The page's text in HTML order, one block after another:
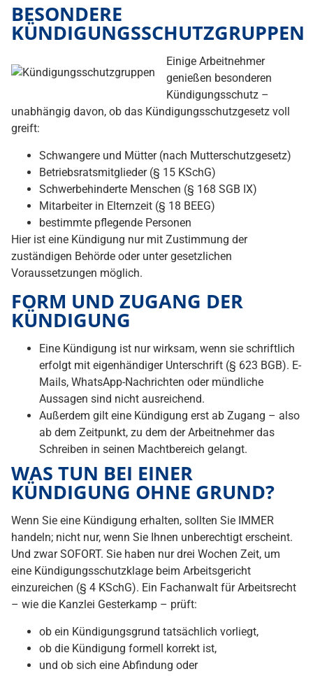
BESONDERE
KÜNDIGUNGSSCHUTZGRUPPEN
Einige Arbeitnehmer
genießen besonderen
Kündigungsschutz –
unabhängig davon, ob das Kündigungsschutzgesetz voll
greift:
Schwangere und Mütter (nach Mutterschutzgesetz)
Betriebsratsmitglieder (§ 15 KSchG)
Schwerbehinderte Menschen (§ 168 SGB IX)
Mitarbeiter in Elternzeit (§ 18 BEEG)
bestimmte pflegende Personen
Hier ist eine Kündigung nur mit Zustimmung der
zuständigen Behörde oder unter gesetzlichen
Voraussetzungen möglich.
FORM UND ZUGANG DER
KÜNDIGUNG
Eine Kündigung ist nur wirksam, wenn sie schriftlich
erfolgt mit eigenhändiger Unterschrift (§ 623 BGB). E-
Mails, WhatsApp-Nachrichten oder mündliche
Aussagen sind nicht ausreichend.
Außerdem gilt eine Kündigung erst ab Zugang – also
ab dem Zeitpunkt, zu dem der Arbeitnehmer das
Schreiben in seinen Machtbereich gelangt.
WAS TUN BEI EINER
KÜNDIGUNG OHNE GRUND?
Wenn Sie eine Kündigung erhalten, sollten Sie IMMER
handeln; nicht nur, wenn Sie Ihnen unberechtigt erscheint.
Und zwar SOFORT. Sie haben nur drei Wochen Zeit, um
eine Kündigungsschutzklage beim Arbeitsgericht
einzureichen (§ 4 KSchG). Ein Fachanwalt für Arbeitsrecht
– wie die Kanzlei Gesterkamp – prüft:
ob ein Kündigungsgrund tatsächlich vorliegt,
ob die Kündigung formell korrekt ist,
und ob sich eine Abfindung oder